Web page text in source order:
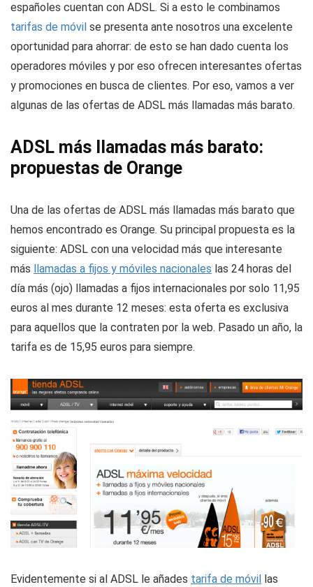
españoles cuentan con ADSL. Si a esto le combinamos
tarifas de móvil se presenta ante nosotros una excelente
oportunidad para ahorrar: de esto se han dado cuenta los
operadores móviles y por eso ofrecen interesantes ofertas
y promociones en busca de clientes. Por eso, vamos a ver
algunas de las ofertas de ADSL más llamadas más barato.
ADSL más llamadas más barato:
propuestas de Orange
Una de las ofertas de ADSL más llamadas más barato que
hemos encontrado es Orange. Su principal propuesta es la
siguiente: ADSL con una velocidad más que interesante
más
llamadas a fijos y móviles nacionales las 24 horas del
día más (ojo) llamadas a fijos internacionales por solo 11,95
euros al mes durante 12 meses: esta oferta es exclusiva
para aquellos que la contraten por la web. Pasado un año, la
tarifa es de 15,95 euros para siempre.
Evidentemente si al ADSL le añades tarifa de móvil las